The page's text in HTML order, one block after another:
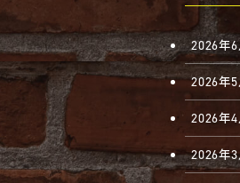
2026年6
2026年
2026年4
2026年